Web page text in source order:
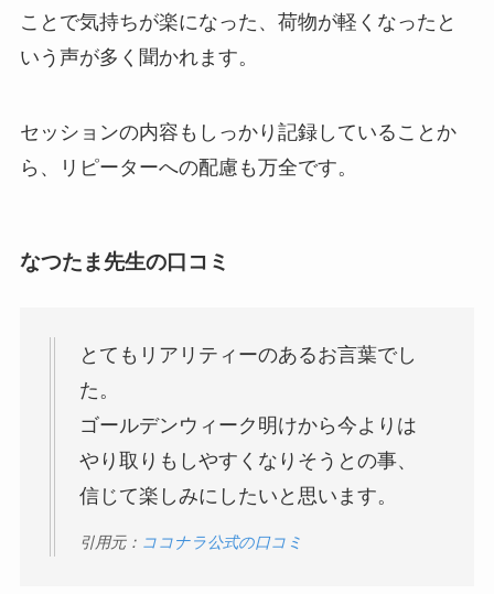
ことで気持ちが楽になった、荷物が軽くなったと
いう声が多く聞かれます。
セッションの内容もしっかり記録していることか
ら、リピーターへの配慮も万全です。
なつたま先生の口コミ
とてもリアリティーのあるお言葉でし
た。
ゴールデンウィーク明けから今よりは
やり取りもしやすくなりそうとの事、
信じて楽しみにしたいと思います。
引用元： ココナラ公式の口コミ